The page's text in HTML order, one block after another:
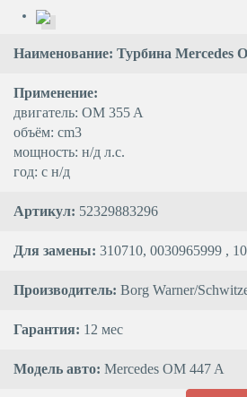
Наименование: Турбина Mercedes
Применение:
двигатель: OM 355 A
объём: cm3
мощность: н/д л.с.
год: с н/д
Артикул: 52329883296
Для замены: 310710, 0030965999 ,
Производитель: Borg Warner/
Гарантия: 12 мес
Модель авто: Mercedes OM 447 A